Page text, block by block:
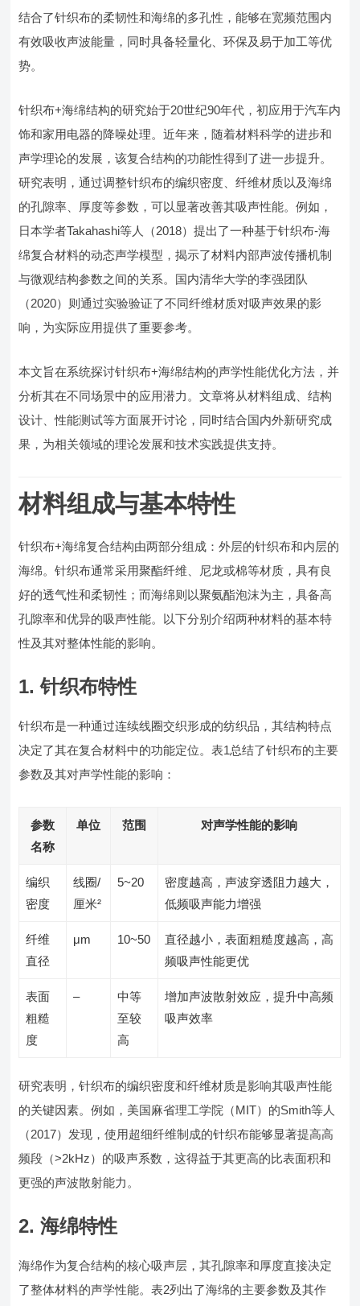
结合了针织布的柔韧性和海绵的多孔性，能够在宽频范围内
有效吸收声波能量，同时具备轻量化、环保及易于加工等优
势。
针织布+海绵结构的研究始于20世纪90年代，初应用于汽车内
饰和家用电器的降噪处理。近年来，随着材料科学的进步和
声学理论的发展，该复合结构的功能性得到了进一步提升。
研究表明，通过调整针织布的编织密度、纤维材质以及海绵
的孔隙率、厚度等参数，可以显著改善其吸声性能。例如，
日本学者Takahashi等人（2018）提出了一种基于针织布-海
绵复合材料的动态声学模型，揭示了材料内部声波传播机制
与微观结构参数之间的关系。国内清华大学的李强团队
（2020）则通过实验验证了不同纤维材质对吸声效果的影
响，为实际应用提供了重要参考。
本文旨在系统探讨针织布+海绵结构的声学性能优化方法，并
分析其在不同场景中的应用潜力。文章将从材料组成、结构
设计、性能测试等方面展开讨论，同时结合国内外新研究成
果，为相关领域的理论发展和技术实践提供支持。
材料组成与基本特性
针织布+海绵复合结构由两部分组成：外层的针织布和内层的
海绵。针织布通常采用聚酯纤维、尼龙或棉等材质，具有良
好的透气性和柔韧性；而海绵则以聚氨酯泡沫为主，具备高
孔隙率和优异的吸声性能。以下分别介绍两种材料的基本特
性及其对整体性能的影响。
1. 针织布特性
针织布是一种通过连续线圈交织形成的纺织品，其结构特点
决定了其在复合材料中的功能定位。表1总结了针织布的主要
参数及其对声学性能的影响：
参数
名称
单位 范围 对声学性能的影响
编织
密度
线圈/
厘米²
5~20
密度越高，声波穿透阻力越大，
低频吸声能力增强
纤维
直径
μm 10~50
直径越小，表面粗糙度越高，高
频吸声性能更优
表面
粗糙
度
–
中等
至较
高
增加声波散射效应，提升中高频
吸声效率
研究表明，针织布的编织密度和纤维材质是影响其吸声性能
的关键因素。例如，美国麻省理工学院（MIT）的Smith等人
（2017）发现，使用超细纤维制成的针织布能够显著提高高
频段（>2kHz）的吸声系数，这得益于其更高的比表面积和
更强的声波散射能力。
2. 海绵特性
海绵作为复合结构的核心吸声层，其孔隙率和厚度直接决定
了整体材料的声学性能。表2列出了海绵的主要参数及其作